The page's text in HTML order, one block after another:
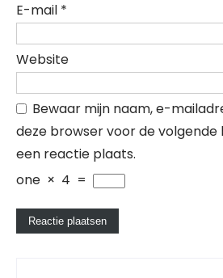
E-mail *
Website
Bewaar mijn naam, e-
deze browser voor de volgende
een reactie plaats.
one × 4 =